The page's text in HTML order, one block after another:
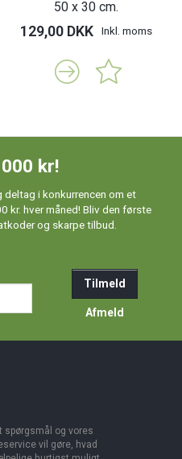
50 x 30 cm.
129,00 DKK Inkl. moms
kr!
i konkurrencen om et
kr. hver måned! Bliv den første
og skarpe tilbud.
Tilmeld
Afmeld
spørgsmål og vores
vil gøre, hvad